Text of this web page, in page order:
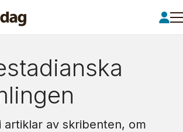
artiklar av skribenten, om